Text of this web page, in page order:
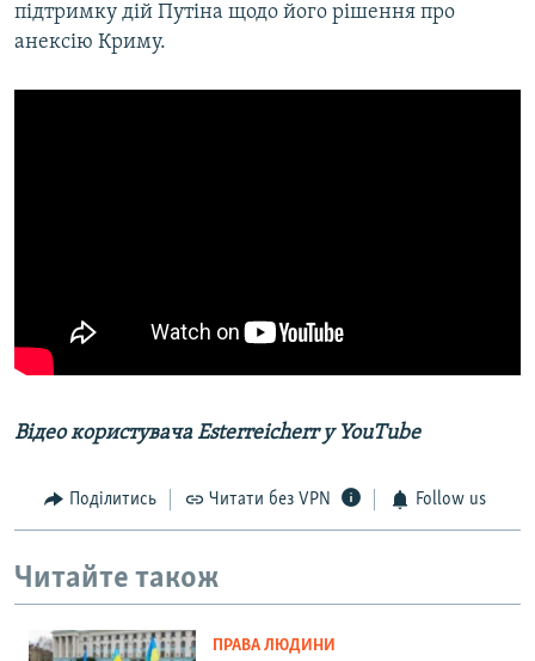
підтримку дій Путіна щодо його рішення про
анексію Криму.
Відео користувача ​Esterreicherr у YouTube
Поділитись Читати без VPN Follow us
Читайте також
ПРАВА ЛЮДИНИ